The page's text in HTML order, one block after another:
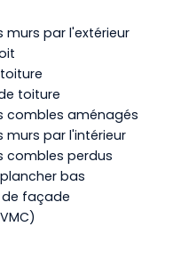
murs par l'extérieur
toiture
combles aménagés
murs par l'intérieur
combles perdus
bas
façade